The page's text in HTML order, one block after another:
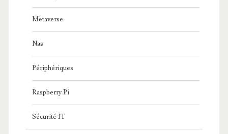
Metaverse
Nas
Périphériques
Raspberry Pi
Sécurité IT